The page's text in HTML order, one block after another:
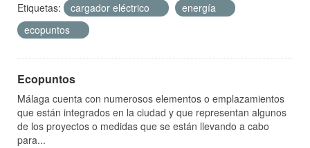
Etiquetas:
cargador eléctrico
energía
ecopuntos
Ecopuntos
Málaga cuenta con numerosos elementos o emplazamientos
que están integrados en la ciudad y que representan algunos
de los proyectos o medidas que se están llevando a cabo
para...